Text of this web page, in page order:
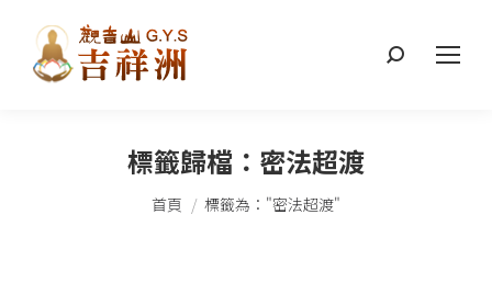
搜
標籤歸檔： 密法超渡
您在這裡：
首頁 標籤為："密法超渡"